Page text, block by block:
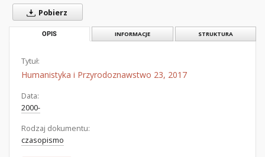
Pobierz
OPIS INFORMACJE STRUKTURA
Tytuł:
Humanistyka i Przyrodoznawstwo 23, 2017
Data:
2000-
Rodzaj dokumentu:
czasopismo